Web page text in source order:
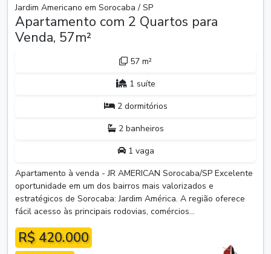
Jardim Americano em Sorocaba / SP
Apartamento com 2 Quartos para
Venda, 57m²
57 m²
1 suíte
2 dormitórios
2 banheiros
1 vaga
Apartamento à venda - JR AMERICAN Sorocaba/SP Excelente
oportunidade em um dos bairros mais valorizados e
estratégicos de Sorocaba: Jardim América. A região oferece
fácil acesso às principais rodovias, comércios...
R$ 420.000